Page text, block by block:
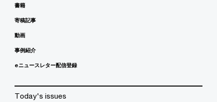
書籍
寄稿記事
動画
事例紹介
eニュースレター配信登録
Today's issues